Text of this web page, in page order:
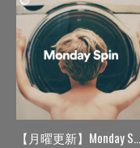
【月曜更新】Monday Spin